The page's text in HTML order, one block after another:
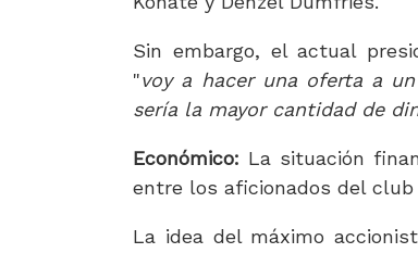
Sin embargo, el actual
"voy a hacer una oferta a
sería la mayor cantidad de
Económico: La situación
entre los aficionados del
La idea del máximo